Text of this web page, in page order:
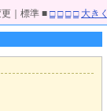
｜標準 ■ □ □ □ □ 大きく